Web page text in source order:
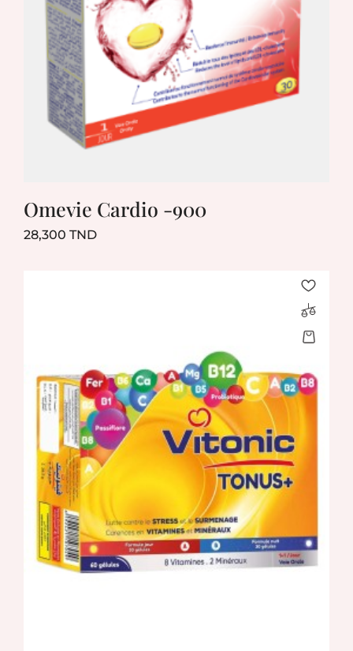
Omevie Cardio -900
28,300 TNDPrix